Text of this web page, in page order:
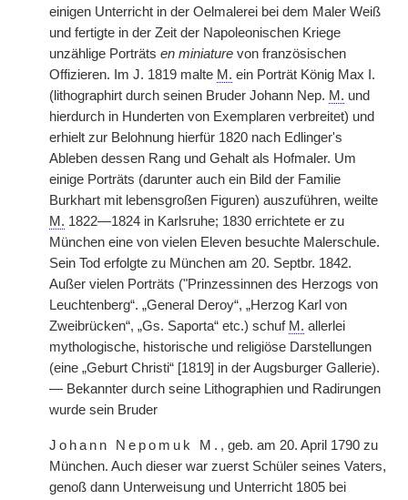
einigen Unterricht in der Oelmalerei bei dem Maler Weiß
und fertigte in der Zeit der Napoleonischen Kriege
unzählige Porträts en miniature von französischen
Offizieren. Im J. 1819 malte M. ein Porträt König Max I.
(lithographirt durch seinen Bruder Johann Nep. M. und
hierdurch in Hunderten von Exemplaren verbreitet) und
erhielt zur Belohnung hierfür 1820 nach Edlinger's
Ableben dessen Rang und Gehalt als Hofmaler. Um
einige Porträts (darunter auch ein Bild der Familie
Burkhart mit lebensgroßen Figuren) auszuführen, weilte
M. 1822—1824 in Karlsruhe; 1830 errichtete er zu
München eine von vielen Eleven besuchte Malerschule.
Sein Tod erfolgte zu München am 20. Septbr. 1842.
Außer vielen Porträts ("Prinzessinnen des Herzogs von
Leuchtenberg“. „General Deroy“, „Herzog Karl von
Zweibrücken“, „Gs. Saporta“ etc.) schuf M. allerlei
mythologische, historische und religiöse Darstellungen
(eine „Geburt Christi“ [1819] in der Augsburger Gallerie).
— Bekannter durch seine Lithographien und Radirungen
wurde sein Bruder
Johann Nepomuk M. , geb. am 20. April 1790 zu
München. Auch dieser war zuerst Schüler seines Vaters,
genoß dann Unterweisung und Unterricht 1805 bei